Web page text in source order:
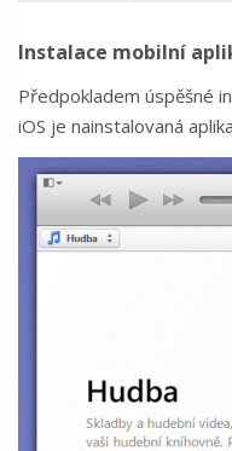
Instalace mobilní
Předpokladem úspěšné
iOS je nainstalovaná